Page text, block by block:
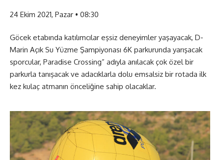
24 Ekim 2021, Pazar • 08:30
Göcek etabında katılımcılar eşsiz deneyimler yaşayacak, D-
Marin Açık Su Yüzme Şampiyonası 6K parkurunda yarışacak
sporcular, Paradise Crossing” adıyla anılacak çok özel bir
parkurla tanışacak ve adacıklarla dolu emsalsiz bir rotada ilk
kez kulaç atmanın önceliğine sahip olacaklar.